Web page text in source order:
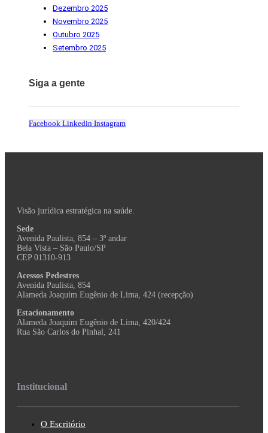
Dezembro 2025
Novembro 2025
Outubro 2025
Setembro 2025
Siga a gente
Facebook Linkedin Instagram
Visão jurídica estratégica na saúde.
Sede
Avenida Paulista, 854 – 3º andar
Bela Vista – São Paulo/SP
CEP 01310-913
Acessos Pedestres
Avenida Paulista, 854
Alameda Joaquim Eugênio de Lima, 424 (recepção)
Estacionamento
Alameda Joaquim Eugênio de Lima, 420/424
Rua São Carlos do Pinhal, 241
Institucional
O Escritório